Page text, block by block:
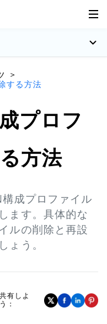
>
する方法
プロフ
方法
成プロファイル
ます。具体的な
ルの削除と再設
ょう。
共有しよ
う：